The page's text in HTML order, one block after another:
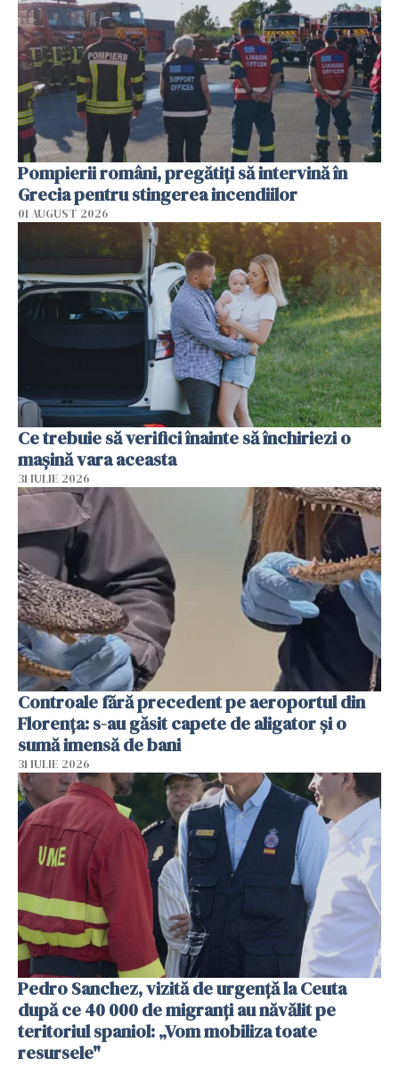
Pompierii români, pregătiţi să intervină în
Grecia pentru stingerea incendiilor
01 AUGUST 2026
Ce trebuie să verifici înainte să închiriezi o
mașină vara aceasta
31 IULIE 2026
Controale fără precedent pe aeroportul din
Florența: s-au găsit capete de aligator și o
sumă imensă de bani
31 IULIE 2026
Pedro Sanchez, vizită de urgență la Ceuta
după ce 40 000 de migranți au năvălit pe
teritoriul spaniol: „Vom mobiliza toate
resursele"